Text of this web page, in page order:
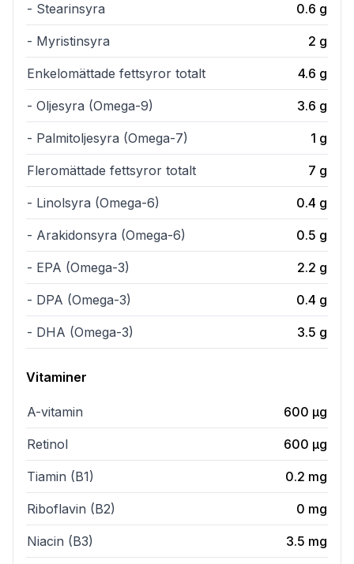
- Stearinsyra 0.6 g
- Myristinsyra 2 g
Enkelomättade fettsyror totalt 4.6 g
- Oljesyra (Omega-9) 3.6 g
- Palmitoljesyra (Omega-7) 1 g
Fleromättade fettsyror totalt 7 g
- Linolsyra (Omega-6) 0.4 g
- Arakidonsyra (Omega-6) 0.5 g
- EPA (Omega-3) 2.2 g
- DPA (Omega-3) 0.4 g
- DHA (Omega-3) 3.5 g
Vitaminer
A-vitamin 600 µg
Retinol 600 µg
Tiamin (B1) 0.2 mg
Riboflavin (B2) 0 mg
Niacin (B3) 3.5 mg